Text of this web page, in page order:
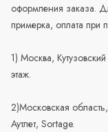
оформления заказа.
примерка, оплата при
1) Москва,
этаж.
2)Московская
Аутлет, Sortage.